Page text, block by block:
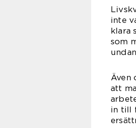
inte
klara
som
Även
att
in till